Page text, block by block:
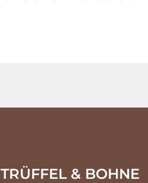
TRÜFFEL & BOHNE